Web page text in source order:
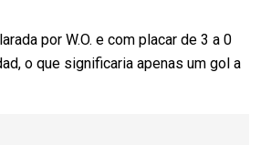
por W.O. e com placar de 3 a 0
o que significaria apenas um gol a